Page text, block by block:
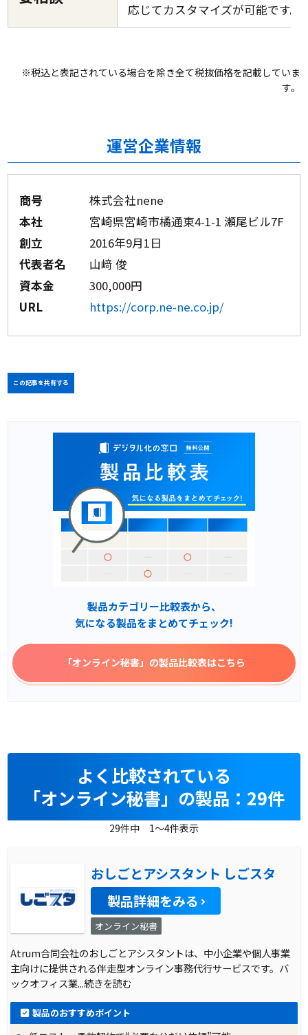
応じてカスタマイズが可能です。
※税込と表記されている場合を除き全て税抜価格を記載していま
す。
運営企業情報
商号
株式会社nene
本社
宮崎県宮崎市橘通東4-1-1 瀬尾ビル7F
創立
2016年9月1日
代表者名
山﨑 俊
資本金
300,000円
URL
https://corp.ne-ne.co.jp/
この記事を共有する
製品カテゴリー比較表から、
気になる製品をまとめてチェック!
「オンライン秘書」 の製品比較表はこちら
よく比較されている
「オンライン秘書」の製品：29件
29件中 1～4件表示
おしごとアシスタント しごスタ
製品詳細をみる
オンライン秘書
Atrum合同会社のおしごとアシスタントは、中小企業や個人事業
主向けに提供される伴走型オンライン事務代行サービスです。バ
ックオフィス業...続きを読む
製品のおすすめポイント